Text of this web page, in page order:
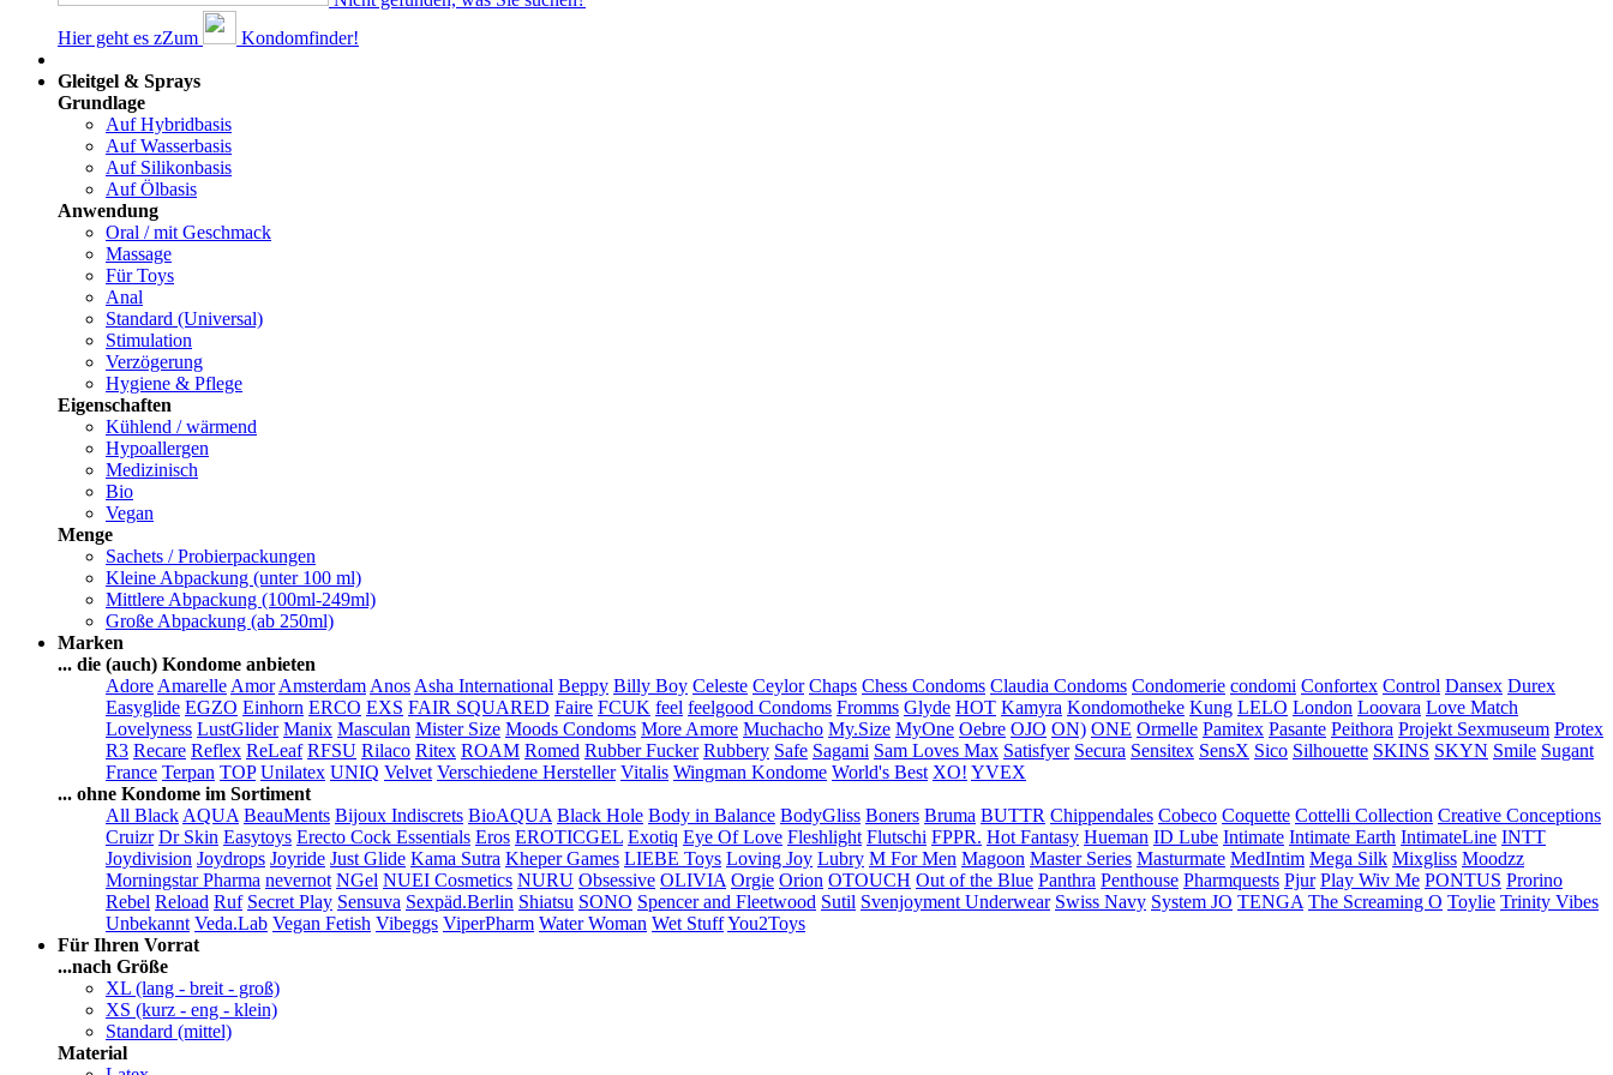
Hier geht es zZum
Kondomfinder!
Gleitgel & Sprays
Grundlage
Auf Hybridbasis
Auf Wasserbasis
Auf Silikonbasis
Auf Ölbasis
Anwendung
Oral / mit Geschmack
Massage
Für Toys
Anal
Standard (Universal)
Stimulation
Verzögerung
Hygiene & Pflege
Eigenschaften
Kühlend / wärmend
Hypoallergen
Medizinisch
Bio
Vegan
Menge
Sachets / Probierpackungen
Kleine Abpackung (unter 100 ml)
Mittlere Abpackung (100ml-249ml)
Große Abpackung (ab 250ml)
Marken
... die (auch) Kondome anbieten
Adore Amarelle Amor Amsterdam Anos Asha International Beppy Billy Boy Celeste Ceylor Chaps Chess Condoms Claudia Condoms Condomerie condomi Confortex Control Dansex Durex
Easyglide EGZO Einhorn ERCO EXS FAIR SQUARED Faire FCUK feel feelgood Condoms Fromms Glyde HOT Kamyra Kondomotheke Kung LELO London Loovara Love Match
Lovelyness LustGlider Manix Masculan Mister Size Moods Condoms More Amore Muchacho My.Size MyOne Oebre OJO ON) ONE Ormelle Pamitex Pasante Peithora Projekt Sexmuseum Protex
R3 Recare Reflex ReLeaf RFSU Rilaco Ritex ROAM Romed Rubber Fucker Rubbery Safe Sagami Sam Loves Max Satisfyer Secura Sensitex SensX Sico Silhouette SKINS SKYN Smile Sugant
France Terpan TOP Unilatex UNIQ Velvet Verschiedene Hersteller Vitalis Wingman Kondome World's Best XO! YVEX
... ohne Kondome im Sortiment
All Black AQUA BeauMents Bijoux Indiscrets BioAQUA Black Hole Body in Balance BodyGliss Boners Bruma BUTTR Chippendales Cobeco Coquette Cottelli Collection Creative Conceptions
Cruizr Dr Skin Easytoys Erecto Cock Essentials Eros EROTICGEL Exotiq Eye Of Love Fleshlight Flutschi FPPR. Hot Fantasy Hueman ID Lube Intimate Intimate Earth IntimateLine INTT
Joydivision Joydrops Joyride Just Glide Kama Sutra Kheper Games LIEBE Toys Loving Joy Lubry M For Men Magoon Master Series Masturmate MedIntim Mega Silk Mixgliss Moodzz
Morningstar Pharma nevernot NGel NUEI Cosmetics NURU Obsessive OLIVIA Orgie Orion OTOUCH Out of the Blue Panthra Penthouse Pharmquests Pjur Play Wiv Me PONTUS Prorino
Rebel Reload Ruf Secret Play Sensuva Sexpäd.Berlin Shiatsu SONO Spencer and Fleetwood Sutil Svenjoyment Underwear Swiss Navy System JO TENGA The Screaming O Toylie Trinity Vibes
Unbekannt Veda.Lab Vegan Fetish Vibeggs ViperPharm Water Woman Wet StuffYou2Toys
Für Ihren Vorrat
...nach Größe
XL (lang - breit - groß)
XS (kurz - eng - klein)
Standard (mittel)
Material